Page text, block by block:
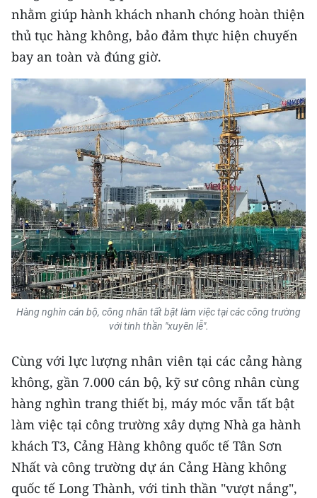
ENGLISH
中文
FRANÇAIS
РУССКИЙ
ESPAÑOL
한국어
nhằm giúp hành khách nhanh chóng hoàn thiện
thủ tục hàng không, bảo đảm thực hiện chuyến
bay an toàn và đúng giờ.
Hàng nghìn cán bộ, công nhân tất bật làm việc tại các công trường
với tinh thần "xuyên lễ".
Cùng với lực lượng nhân viên tại các cảng hàng
không, gần 7.000 cán bộ, kỹ sư công nhân cùng
hàng nghìn trang thiết bị, máy móc vẫn tất bật
làm việc tại công trường xây dựng Nhà ga hành
khách T3, Cảng Hàng không quốc tế Tân Sơn
Nhất và công trường dự án Cảng Hàng không
quốc tế Long Thành, với tinh thần "vượt nắng",